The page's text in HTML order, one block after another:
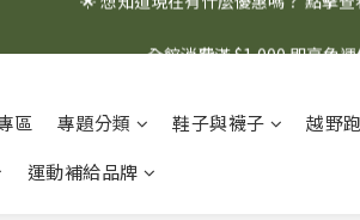
區 專題分類 鞋子與襪子 越野
運動補給品牌